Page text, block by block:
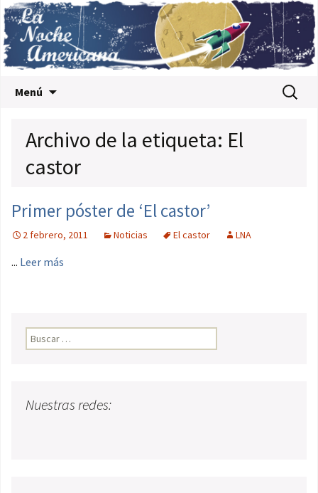
Menú Buscar:
Archivo de la etiqueta: El
castor
Primer póster de ‘El castor’
2 febrero, 2011 Noticias El castor LNA
... Leer más
Buscar:
Nuestras redes: